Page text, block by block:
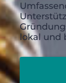
lokal und